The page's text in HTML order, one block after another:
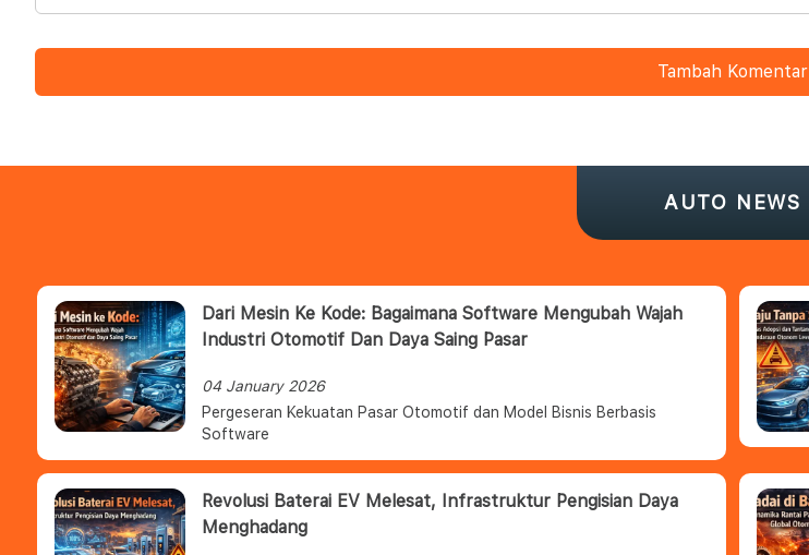
Tambah Komentar
AUTO NEWS
Dari Mesin Ke Kode: Bagaimana Software Mengubah Wajah
Industri Otomotif Dan Daya Saing Pasar
04 January 2026
Pergeseran Kekuatan Pasar Otomotif dan Model Bisnis Berbasis
Software
Revolusi Baterai EV Melesat, Infrastruktur Pengisian Daya
Menghadang